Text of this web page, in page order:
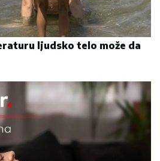
ljudsko telo može da